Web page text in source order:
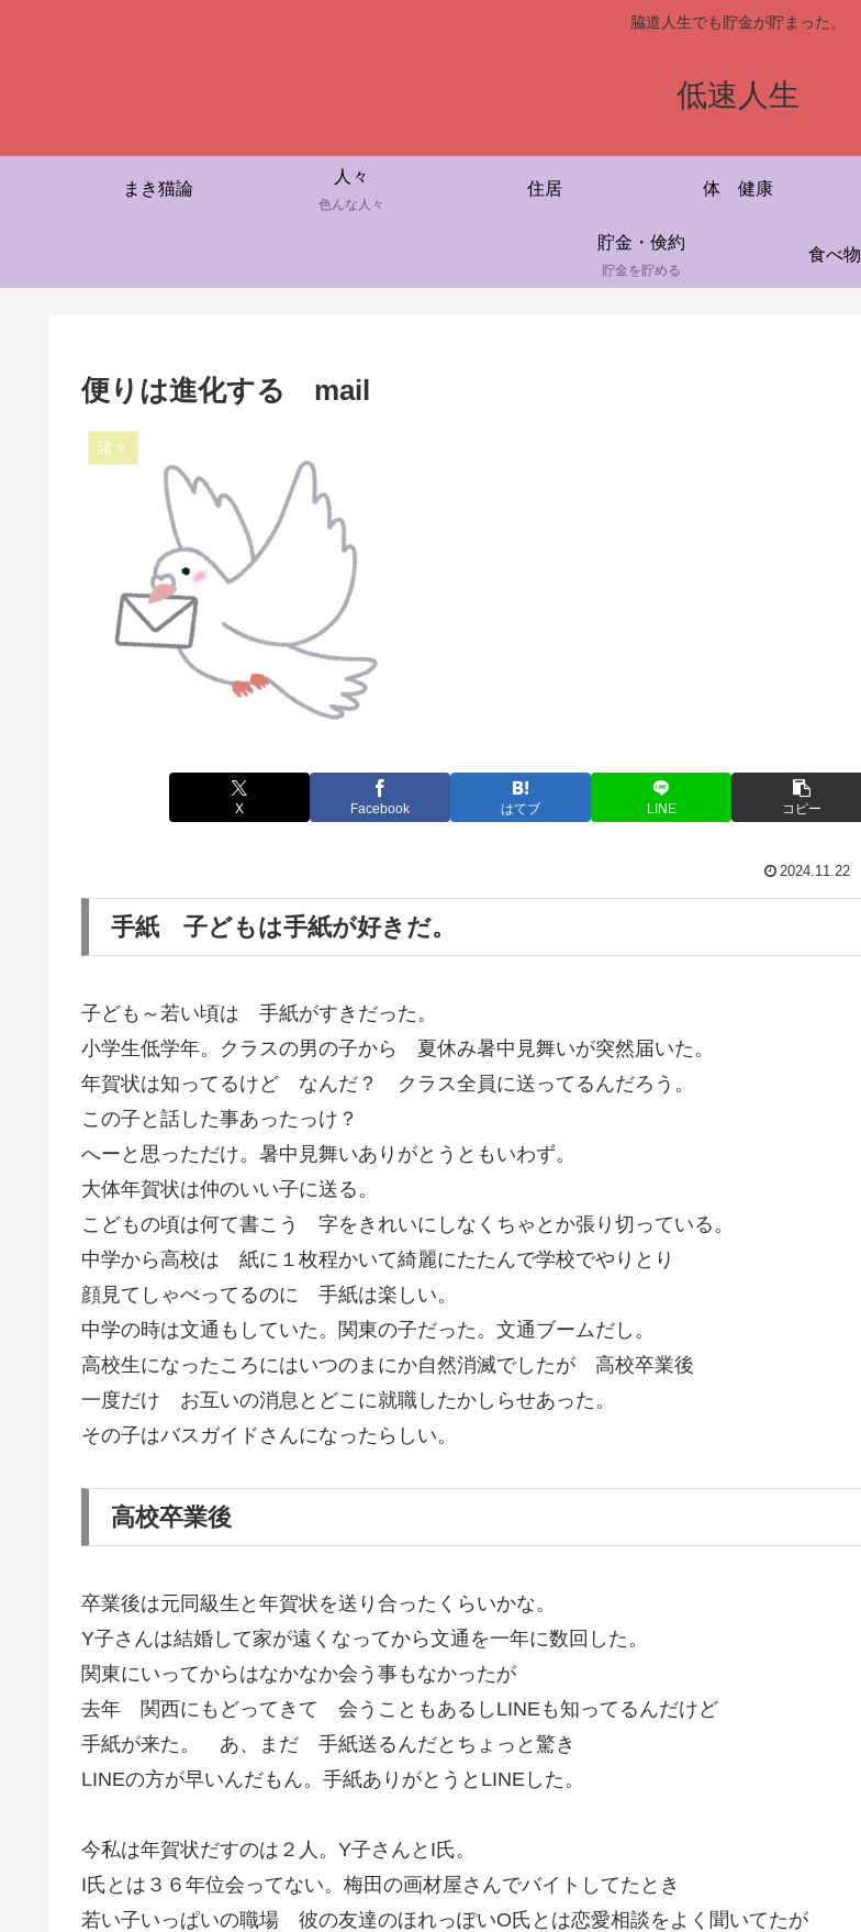
脇道人生でも貯金が貯まった。
低速人生
まき猫論
人々
色んな人々
住居 体 健康
貯金・倹約
貯金を貯める
食べ物
便りは進化する mail
諸々
X Facebook はてブ LINE コピー
2024.11.22
手紙 子どもは手紙が好きだ。
子ども～若い頃は 手紙がすきだった。
小学生低学年。クラスの男の子から 夏休み暑中見舞いが突然届いた。
年賀状は知ってるけど なんだ？ クラス全員に送ってるんだろう。
この子と話した事あったっけ？
へーと思っただけ。暑中見舞いありがとうともいわず。
大体年賀状は仲のいい子に送る。
こどもの頃は何て書こう 字をきれいにしなくちゃとか張り切っている。
中学から高校は 紙に１枚程かいて綺麗にたたんで学校でやりとり
顔見てしゃべってるのに 手紙は楽しい。
中学の時は文通もしていた。関東の子だった。文通ブームだし。
高校生になったころにはいつのまにか自然消滅でしたが 高校卒業後
一度だけ お互いの消息とどこに就職したかしらせあった。
その子はバスガイドさんになったらしい。
高校卒業後
卒業後は元同級生と年賀状を送り合ったくらいかな。
Y子さんは結婚して家が遠くなってから文通を一年に数回した。
関東にいってからはなかなか会う事もなかったが
去年 関西にもどってきて 会うこともあるしLINEも知ってるんだけど
手紙が来た。 あ、まだ 手紙送るんだとちょっと驚き
LINEの方が早いんだもん。手紙ありがとうとLINEした。
今私は年賀状だすのは２人。Y子さんとI氏。
I氏とは３６年位会ってない。梅田の画材屋さんでバイトしてたとき
若い子いっぱいの職場 彼の友達のほれっぽいO氏とは恋愛相談をよく聞いてたが